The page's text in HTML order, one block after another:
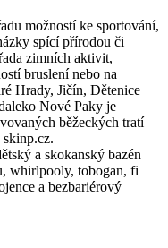
možností ke sportování,
spící přírodou či
zimních aktivit,
bruslení nebo na
Hrady, Jičín, Dětenice
Nové Paky je
běžeckých tratí –
a skokanský bazén
whirlpooly, tobogan, fi
a bezbariérový